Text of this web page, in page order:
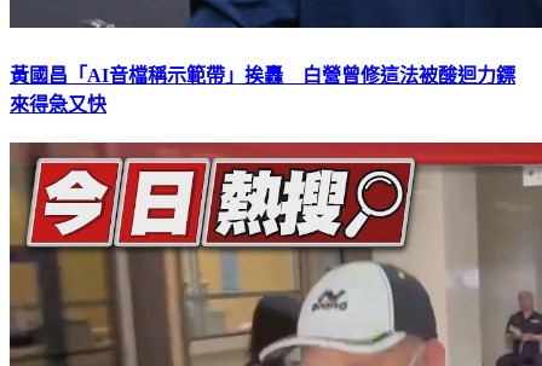
黃國昌「AI音檔稱示範帶」挨轟 白營曾修這法被酸迴力鏢
來得急又快